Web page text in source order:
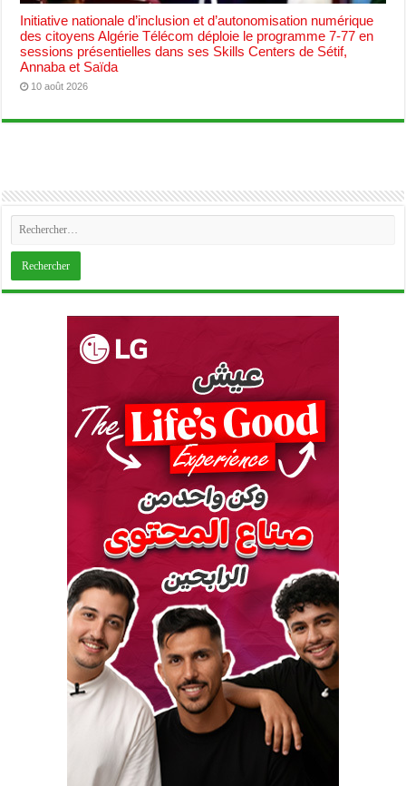
Initiative nationale d’inclusion et d’autonomisation numérique
des citoyens Algérie Télécom déploie le programme 7-77 en
sessions présentielles dans ses Skills Centers de Sétif,
Annaba et Saïda
10 août 2026